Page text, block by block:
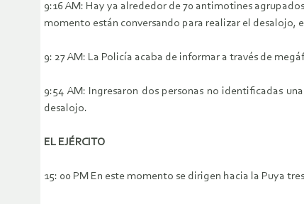
9:16 AM: Hay ya alrededor de 70 antimotines
momento están conversando para realizar el desalojo,
9: 27 AM: La Policía acaba de informar a través de
9:54 AM: Ingresaron dos personas no identificadas
desalojo.
EL EJÉRCITO
15: 00 PM En este momento se dirigen hacia la Puya